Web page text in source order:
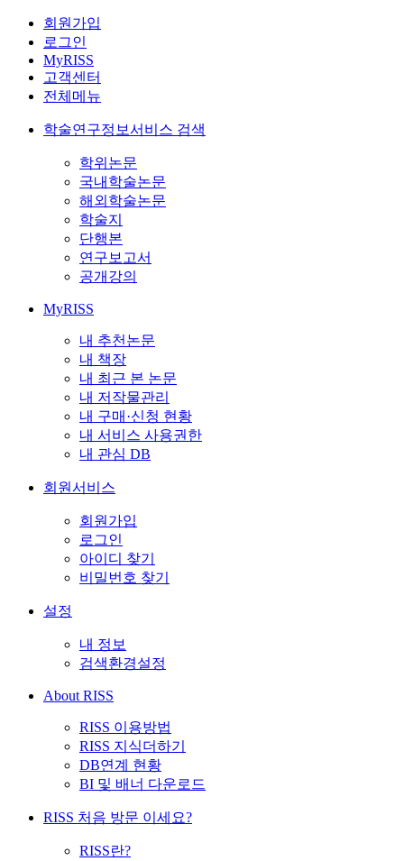
회원가입
로그인
MyRISS
고객센터
전체메뉴
학술연구정보서비스 검색
학위논문
국내학술논문
해외학술논문
학술지
단행본
연구보고서
공개강의
MyRISS
내 추천논문
내 책장
내 최근 본 논문
내 저작물관리
내 구매·신청 현황
내 서비스 사용권한
내 관심 DB
회원서비스
회원가입
로그인
아이디 찾기
비밀번호 찾기
설정
내 정보
검색환경설정
About RISS
RISS 이용방법
RISS 지식더하기
DB연계 현황
BI 및 배너 다운로드
RISS 처음 방문 이세요?
RISS란?